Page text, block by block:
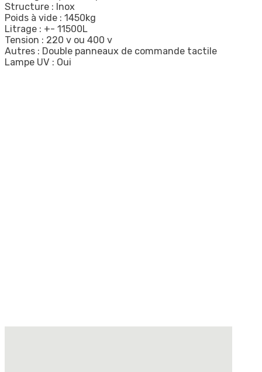
Structure : Inox
Poids à vide : 1450kg
Litrage : +- 11500L
Tension : 220 v ou 400 v
Autres : Double panneaux de commande tactile
Lampe UV : Oui